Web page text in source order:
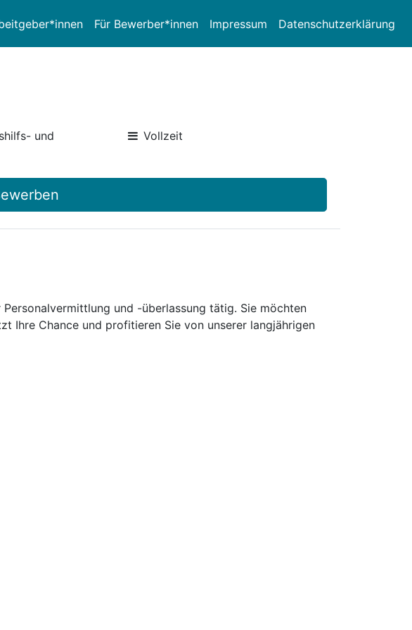
Für Bewerber*innen Impressum Datenschutzerklärung
und
Vollzeit
und -überlassung tätig. Sie möchten
Ihre Chance und profitieren Sie von unserer langjährigen